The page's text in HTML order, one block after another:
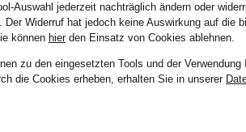
Auswahl jederzeit nachträglich ändern oder
Der Widerruf hat jedoch keine Auswirkung auf die
können hierden Einsatz von Cookies ablehnen.
zu den eingesetzten Tools und der Verwendung
die Cookies erheben, erhalten Sie in unserer